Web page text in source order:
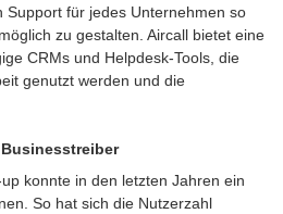
Support für jedes Unternehmen so
zu gestalten. Aircall bietet eine
CRMs und Helpdesk-Tools, die
genutzt werden und die
konnte in den letzten Jahren ein
So hat sich die Nutzerzahl